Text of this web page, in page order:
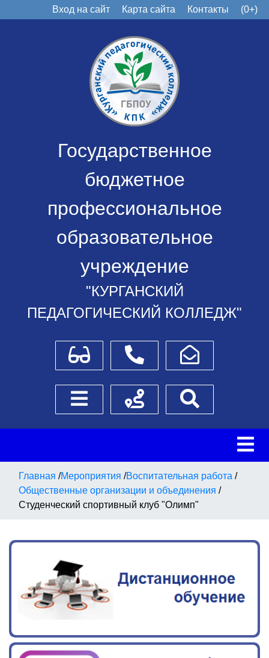
Вход на сайт Карта сайта Контакты (0+)
Государственное
бюджетное
профессиональное
образовательное
учреждение
"КУРГАНСКИЙ
ПЕДАГОГИЧЕСКИЙ КОЛЛЕДЖ"
Для слабовидящихТелефоныНаписать обращение
Боковое менюСхема проезда
Главная /Мероприятия /Воспитательная работа /
Общественные организации и объединения /
Студенческий спортивный клуб "Олимп"